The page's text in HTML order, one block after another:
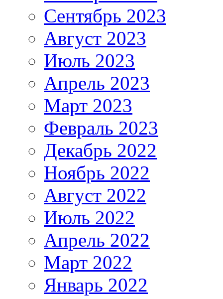
Сентябрь 2023
Август 2023
Июль 2023
Апрель 2023
Март 2023
Февраль 2023
Декабрь 2022
Ноябрь 2022
Август 2022
Июль 2022
Апрель 2022
Март 2022
Январь 2022